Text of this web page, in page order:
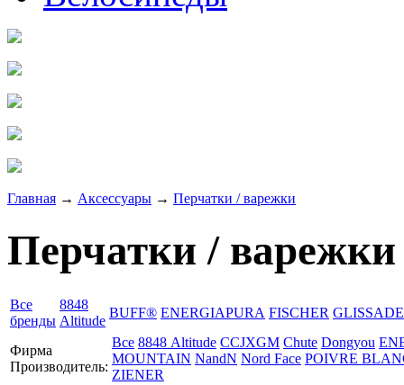
Главная → Аксессуары → Перчатки / варежки
Перчатки / варежки
Все
бренды
8848
Altitude
BUFF® ENERGIAPURA FISCHER GLISSADE
Фирма
Производитель:
Все 8848 Altitude CCJXGM Chute Dongyou
MOUNTAIN NandN Nord Face POIVRE
ZIENER